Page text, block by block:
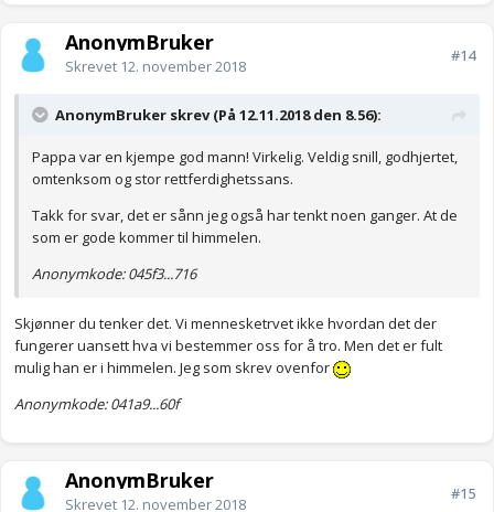
AnonymBruker
Skrevet 12. november 2018
#14
AnonymBruker skrev (På 12.11.2018 den 8.56):
Pappa var en kjempe god mann! Virkelig. Veldig snill, godhjertet,
omtenksom og stor rettferdighetssans.
Takk for svar, det er sånn jeg også har tenkt noen ganger. At de
som er gode kommer til himmelen.
Anonymkode: 045f3...716
Skjønner du tenker det. Vi mennesketrvet ikke hvordan det der
fungerer uansett hva vi bestemmer oss for å tro. Men det er fult
mulig han er i himmelen. Jeg som skrev ovenfor
Anonymkode: 041a9...60f
AnonymBruker
Skrevet 12. november 2018
#15